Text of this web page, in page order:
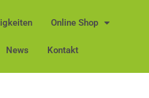
Online Shop
News Kontakt